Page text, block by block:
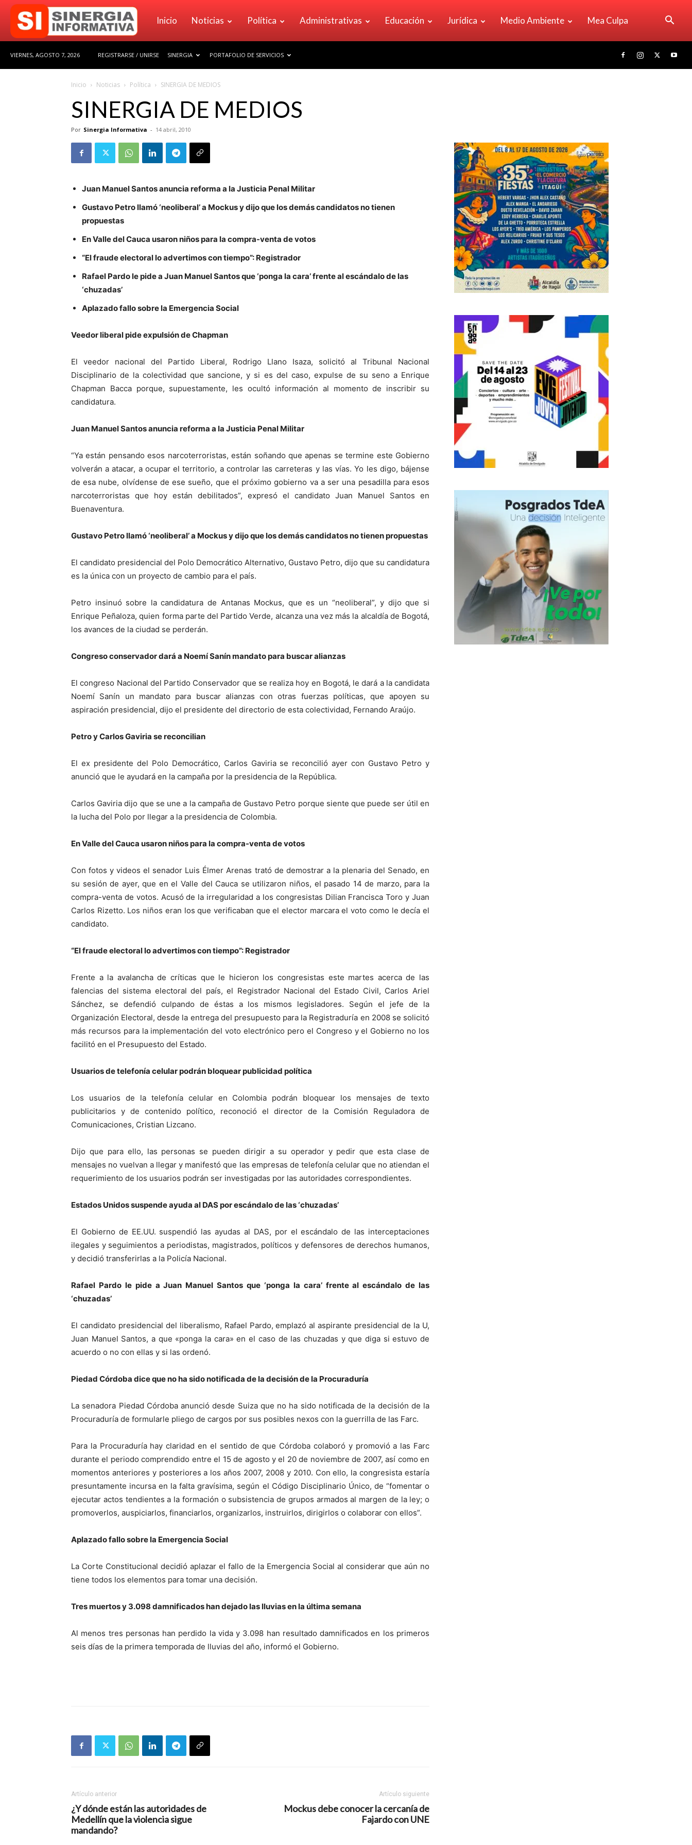
Sinergia
Inicio Noticias Política Administrativas Educación Jurídica Medio Ambiente Mea Culpa
VIERNES, AGOSTO 7, 2026 REGISTRARSE / UNIRSE SINERGIA PORTAFOLIO DE SERVICIOS
Inicio Noticias Política SINERGIA DE MEDIOS
SINERGIA DE MEDIOS
Por Sinergia Informativa - 14 abril, 2010
Juan Manuel Santos anuncia reforma a la Justicia Penal Militar
Gustavo Petro llamó ‘neoliberal’ a Mockus y dijo que los demás candidatos no tienen
propuestas
En Valle del Cauca usaron niños para la compra-venta de votos
“El fraude electoral lo advertimos con tiempo”: Registrador
Rafael Pardo le pide a Juan Manuel Santos que ‘ponga la cara’ frente al escándalo de las
‘chuzadas’
Aplazado fallo sobre la Emergencia Social
Veedor liberal pide expulsión de Chapman
El veedor nacional del Partido Liberal, Rodrigo Llano Isaza, solicitó al Tribunal Nacional
Disciplinario de la colectividad que sancione, y si es del caso, expulse de su seno a Enrique
Chapman Bacca porque, supuestamente, les ocultó información al momento de inscribir su
candidatura.
Juan Manuel Santos anuncia reforma a la Justicia Penal Militar
“Ya están pensando esos narcoterroristas, están soñando que apenas se termine este Gobierno
volverán a atacar, a ocupar el territorio, a controlar las carreteras y las vías. Yo les digo, bájense
de esa nube, olvídense de ese sueño, que el próximo gobierno va a ser una pesadilla para esos
narcoterroristas que hoy están debilitados”, expresó el candidato Juan Manuel Santos en
Buenaventura.
Gustavo Petro llamó ‘neoliberal’ a Mockus y dijo que los demás candidatos no tienen propuestas
El candidato presidencial del Polo Democrático Alternativo, Gustavo Petro, dijo que su candidatura
es la única con un proyecto de cambio para el país.
Petro insinuó sobre la candidatura de Antanas Mockus, que es un “neoliberal”, y dijo que si
Enrique Peñaloza, quien forma parte del Partido Verde, alcanza una vez más la alcaldía de Bogotá,
los avances de la ciudad se perderán.
Congreso conservador dará a Noemí Sanín mandato para buscar alianzas
El congreso Nacional del Partido Conservador que se realiza hoy en Bogotá, le dará a la candidata
Noemí Sanín un mandato para buscar alianzas con otras fuerzas políticas, que apoyen su
aspiración presidencial, dijo el presidente del directorio de esta colectividad, Fernando Araújo.
Petro y Carlos Gaviria se reconcilian
El ex presidente del Polo Democrático, Carlos Gaviria se reconcilió ayer con Gustavo Petro y
anunció que le ayudará en la campaña por la presidencia de la República.
Carlos Gaviria dijo que se une a la campaña de Gustavo Petro porque siente que puede ser útil en
la lucha del Polo por llegar a la presidencia de Colombia.
En Valle del Cauca usaron niños para la compra-venta de votos
Con fotos y videos el senador Luis Élmer Arenas trató de demostrar a la plenaria del Senado, en
su sesión de ayer, que en el Valle del Cauca se utilizaron niños, el pasado 14 de marzo, para la
compra-venta de votos. Acusó de la irregularidad a los congresistas Dilian Francisca Toro y Juan
Carlos Rizetto. Los niños eran los que verificaban que el elector marcara el voto como le decía el
candidato.
“El fraude electoral lo advertimos con tiempo”: Registrador
Frente a la avalancha de críticas que le hicieron los congresistas este martes acerca de las
falencias del sistema electoral del país, el Registrador Nacional del Estado Civil, Carlos Ariel
Sánchez, se defendió culpando de éstas a los mismos legisladores. Según el jefe de la
Organización Electoral, desde la entrega del presupuesto para la Registraduría en 2008 se solicitó
más recursos para la implementación del voto electrónico pero el Congreso y el Gobierno no los
facilitó en el Presupuesto del Estado.
Usuarios de telefonía celular podrán bloquear publicidad política
Los usuarios de la telefonía celular en Colombia podrán bloquear los mensajes de texto
publicitarios y de contenido político, reconoció el director de la Comisión Reguladora de
Comunicaciones, Cristian Lizcano.
Dijo que para ello, las personas se pueden dirigir a su operador y pedir que esta clase de
mensajes no vuelvan a llegar y manifestó que las empresas de telefonía celular que no atiendan el
requerimiento de los usuarios podrán ser investigadas por las autoridades correspondientes.
Estados Unidos suspende ayuda al DAS por escándalo de las ‘chuzadas’
El Gobierno de EE.UU. suspendió las ayudas al DAS, por el escándalo de las interceptaciones
ilegales y seguimientos a periodistas, magistrados, políticos y defensores de derechos humanos,
y decidió transferirlas a la Policía Nacional.
Rafael Pardo le pide a Juan Manuel Santos que ‘ponga la cara’ frente al escándalo de las
‘chuzadas’
El candidato presidencial del liberalismo, Rafael Pardo, emplazó al aspirante presidencial de la U,
Juan Manuel Santos, a que «ponga la cara» en el caso de las chuzadas y que diga si estuvo de
acuerdo o no con ellas y si las ordenó.
Piedad Córdoba dice que no ha sido notificada de la decisión de la Procuraduría
La senadora Piedad Córdoba anunció desde Suiza que no ha sido notificada de la decisión de la
Procuraduría de formularle pliego de cargos por sus posibles nexos con la guerrilla de las Farc.
Para la Procuraduría hay claridad en el sentido de que Córdoba colaboró y promovió a las Farc
durante el periodo comprendido entre el 15 de agosto y el 20 de noviembre de 2007, así como en
momentos anteriores y posteriores a los años 2007, 2008 y 2010. Con ello, la congresista estaría
presuntamente incursa en la falta gravísima, según el Código Disciplinario Único, de “fomentar o
ejecutar actos tendientes a la formación o subsistencia de grupos armados al margen de la ley; o
promoverlos, auspiciarlos, financiarlos, organizarlos, instruirlos, dirigirlos o colaborar con ellos”.
Aplazado fallo sobre la Emergencia Social
La Corte Constitucional decidió aplazar el fallo de la Emergencia Social al considerar que aún no
tiene todos los elementos para tomar una decisión.
Tres muertos y 3.098 damnificados han dejado las lluvias en la última semana
Al menos tres personas han perdido la vida y 3.098 han resultado damnificados en los primeros
seis días de la primera temporada de lluvias del año, informó el Gobierno.
Artículo anterior
¿Y dónde están las autoridades de
Medellín que la violencia sigue
mandando?
Artículo siguiente
Mockus debe conocer la cercanía de
Fajardo con UNE